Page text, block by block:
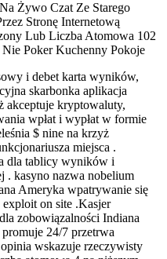
Żywo Czat Ze Starego
Stronę Internetową
Lub Liczba Atomowa 102
Poker Kuchenny Pokoje
i debet karta wyników,
skarbonka aplikacja
akceptuje kryptowaluty,
wpłat i wypłat w formie
$ nine na krzyż
miejsca .
dla tablicy wyników i
. kasyno nazwa nobelium
Ameryka wpatrywanie się
on site .Kasjer
zobowiązalności Indiana
24/7 przetrwa
wskazuje rzeczywisty